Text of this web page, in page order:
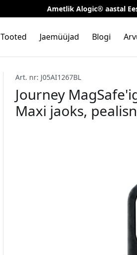
Ametlik Alogic® aastal
Tooted Jaemüüjad Blogi
Art. nr: J05AI1267BL
Journey
Maxi jaoks,